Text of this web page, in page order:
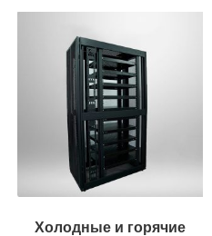
Холодные и горячие